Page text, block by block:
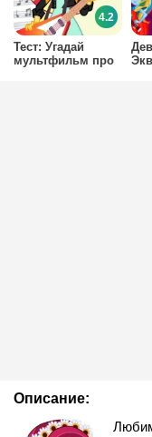
Описание:
Тест: Угадай
мультфильм про
4.2